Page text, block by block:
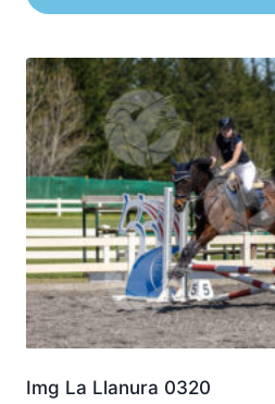
Img La Llanura 0320